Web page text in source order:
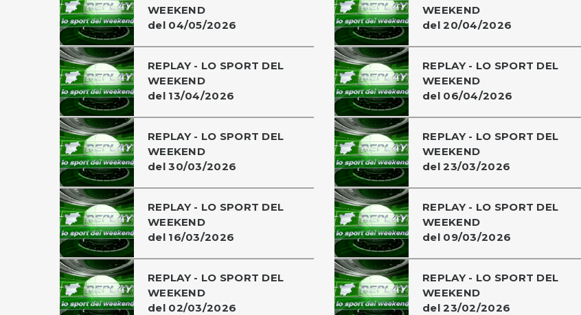
WEEKEND
del 04/05/2026
WEEKEND
del 20/04/2026
REPLAY - LO SPORT DEL
WEEKEND
del 13/04/2026
REPLAY - LO SPORT DEL
WEEKEND
del 06/04/2026
REPLAY - LO SPORT DEL
WEEKEND
del 30/03/2026
REPLAY - LO SPORT DEL
WEEKEND
del 23/03/2026
REPLAY - LO SPORT DEL
WEEKEND
del 16/03/2026
REPLAY - LO SPORT DEL
WEEKEND
del 09/03/2026
REPLAY - LO SPORT DEL
WEEKEND
del 02/03/2026
REPLAY - LO SPORT DEL
WEEKEND
del 23/02/2026